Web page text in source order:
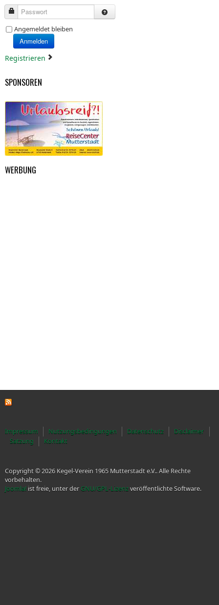
Passwort
Angemeldet bleiben
Anmelden
Registrieren
SPONSOREN
WERBUNG
Impressum Nutzungsbedingungen Datenschutz
Disclaimer
Satzung
Kontakt
Copyright © 2026 Kegel-Verein 1965 Mutterstadt e.V.. Alle Rechte
vorbehalten.
Joomla! ist freie, unter der GNU/GPL-Lizenzveröffentlichte Software.